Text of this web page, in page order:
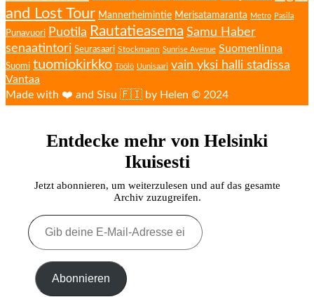
and Lost Tour Mannerheimintie Merisatamaranta Metro Pasila
Punavuori Puotila Rautatieasema Samu Haber
senaatintori Seurasaari Stockmann Sunrise Avenue Suomenlinna
Suomi tuomiokirkko Töölö Uunisaari vain yksi halli stadissa
Vantaa
Made with ❤️ and Sisu 🇫🇮 by Helen © 2024
Entdecke mehr von Helsinki
Ikuisesti
Jetzt abonnieren, um weiterzulesen und auf das gesamte
Archiv zuzugreifen.
Gib
deine
E-
Adresse
ein ... Abonnieren